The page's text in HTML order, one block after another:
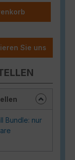
Sie uns
Bundle: nur